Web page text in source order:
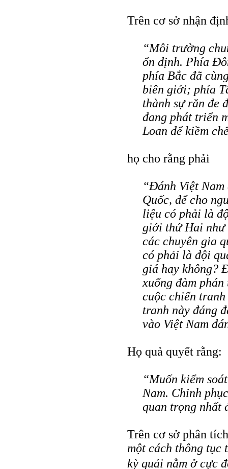
Trên cơ sở nhận
“Môi trường
ổn định. Phía
phía Bắc đã
biên giới; phía
thành sự răn đe
đang phát triển
Loan để kiềm
họ cho rằng phải
“Đánh Việt
Quốc, để cho
liệu có phải là
giới thứ Hai như
các chuyên gia
có phải là đội
giá hay không?
xuống đàm
cuộc chiến
tranh này đáng
vào Việt Nam
Họ quả quyết rằng:
“Muốn kiểm
Nam. Chinh
quan trọng nhất
Trên cơ sở phân
một cách thông tục
kỳ quái nằm ở cực